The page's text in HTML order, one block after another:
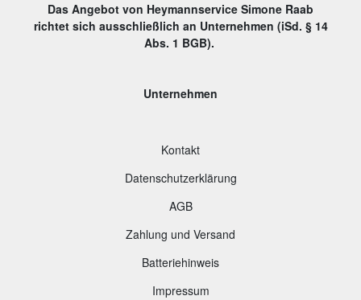
Das Angebot von Heymannservice Simone Raab
richtet sich ausschließlich an Unternehmen (iSd. § 14
Abs. 1 BGB).
Unternehmen
Kontakt
Datenschutzerklärung
AGB
Zahlung und Versand
Batteriehinweis
Impressum